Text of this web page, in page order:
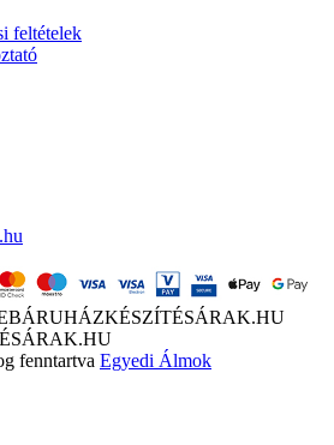
feltételek
fenntartva Egyedi Álmok